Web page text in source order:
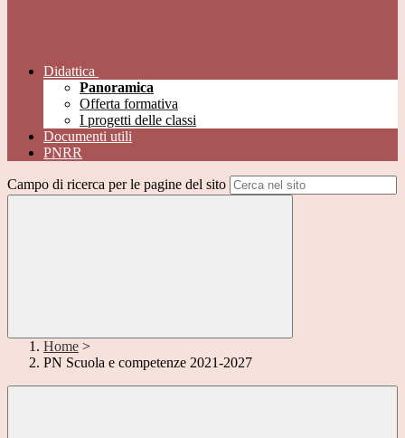
Didattica
Panoramica
Offerta formativa
I progetti delle classi
Documenti utili
PNRR
Campo di ricerca per le pagine del sito
Home >
PN Scuola e competenze 2021-2027